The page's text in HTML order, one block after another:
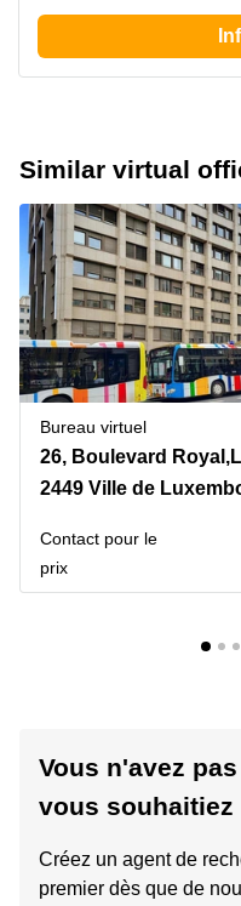
Similar virtual
Bureau virtuel
26, Boulevard
2449 Ville de
Contact pour le
prix
Vous n'avez
vous souhaitiez
Créez un agent de
premier dès que de